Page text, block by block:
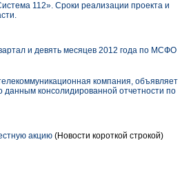
112». Сроки реализации проекта и
и девять месяцев 2012 года по МСФО
компания, объявляет
данным консолидированной отчетности по
акцию (Новости короткой строкой)